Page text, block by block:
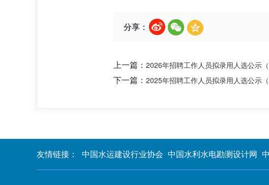
分享：
上一篇： 2026年招聘工作人员拟录用人选公示（
下一篇： 2025年招聘工作人员拟录用人选公示（
友情链接： 中国水运建设行业协会 中国水利水电勘测设计网